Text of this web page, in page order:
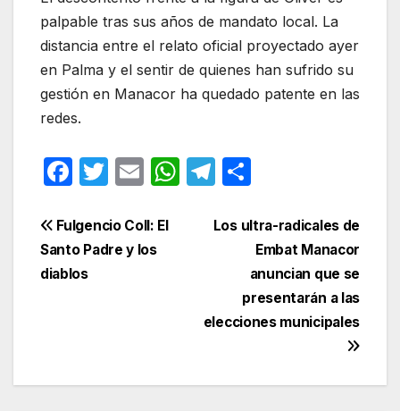
palpable tras sus años de mandato local. La
distancia entre el relato oficial proyectado ayer
en Palma y el sentir de quienes han sufrido su
gestión en Manacor ha quedado patente en las
redes.
F
c
e
b
T
itt
er
E
ail
W T
e
m
m
p
ar
tir
Navegación
de
Los ultra-radicales de
Embat Manacor
anuncian que se
presentarán a las
elecciones municipales
Fulgencio Coll: El
Santo Padre y los
diablos